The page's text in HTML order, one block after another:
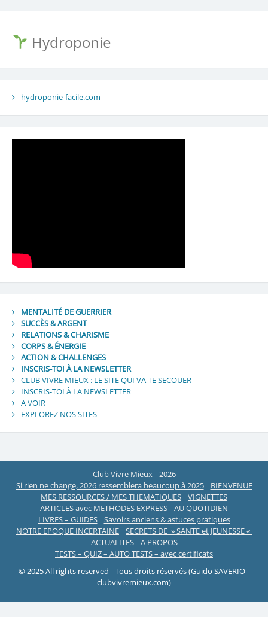
Hydroponie
hydroponie-facile.com
MENTALITÉ DE GUERRIER
SUCCÈS & ARGENT
RELATIONS & CHARISME
CORPS & ÉNERGIE
ACTION & CHALLENGES
INSCRIS-TOI À LA NEWSLETTER
CLUB VIVRE MIEUX : LE SITE QUI VA TE SECOUER
INSCRIS-TOI À LA NEWSLETTER
A VOIR
EXPLOREZ NOS SITES
Club Vivre Mieux
2026
Si rien ne change, 2026 ressemblera beaucoup à 2025
BIENVENUE
MES RESSOURCES / MES THEMATIQUES
VIGNETTES
ARTICLES avec METHODES EXPRESS
AU QUOTIDIEN
LIVRES – GUIDES
Savoirs anciens & astuces pratiques
NOTRE EPOQUE INCERTAINE
SECRETS DE » SANTE et JEUNESSE «
ACTUALITES
A PROPOS
TESTS – QUIZ – AUTO TESTS – avec certificats
© 2025 All rights reserved - Tous droits réservés (Guido SAVERIO -
clubvivremieux.com)